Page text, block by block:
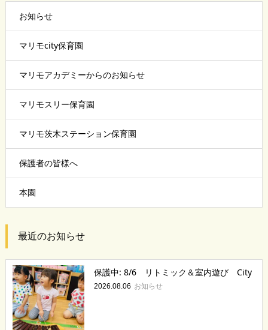
お知らせ
マリモcity保育園
マリモアカデミーからのお知らせ
マリモスリー保育園
マリモ茨木ステーション保育園
保護者の皆様へ
本園
最近のお知らせ
保護中: 8/6 リトミック＆室内遊び City
2026.08.06 お知らせ